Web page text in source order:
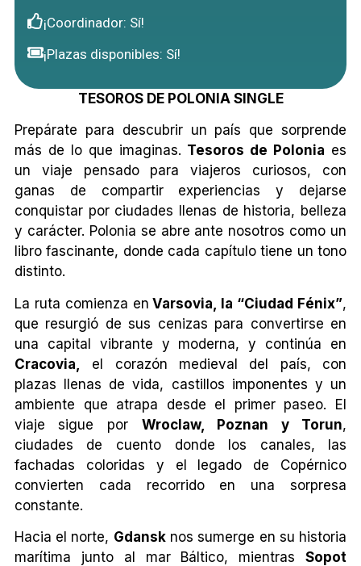
¡Coordinador: Sí!
¡Plazas disponibles: Sí!
TESOROS DE POLONIA SINGLE
Prepárate para descubrir un país que sorprende
más de lo que imaginas. Tesoros de Polonia es
un viaje pensado para viajeros curiosos, con
ganas de compartir experiencias y dejarse
conquistar por ciudades llenas de historia, belleza
y carácter. Polonia se abre ante nosotros como un
libro fascinante, donde cada capítulo tiene un tono
distinto.
La ruta comienza en Varsovia, la “Ciudad Fénix”,
que resurgió de sus cenizas para convertirse en
una capital vibrante y moderna, y continúa en
Cracovia,
el corazón medieval del país, con
plazas llenas de vida, castillos imponentes y un
ambiente que atrapa desde el primer paseo. El
viaje sigue por Wroclaw, Poznan y Torun,
ciudades de cuento donde los canales, las
fachadas coloridas y el legado de Copérnico
convierten cada recorrido en una sorpresa
constante.
Hacia el norte, Gdansknos sumerge en su historia
marítima junto al mar Báltico, mientrasSopot